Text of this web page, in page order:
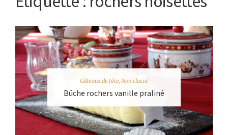
Gâteaux de fête,Non classé
Bûche rochers vanille praliné